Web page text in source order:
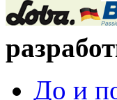
До и